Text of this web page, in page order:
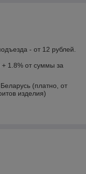
- от 12 рублей.
+ 1.8% от суммы за
(платно, от
изделия)